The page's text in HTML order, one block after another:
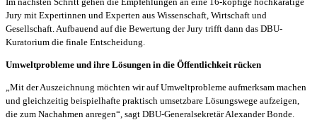
Jury mit Expertinnen und Experten aus Wissenschaft, Wirtschaft und
Gesellschaft. Aufbauend auf die Bewertung der Jury trifft dann das DBU-
Kuratorium die finale Entscheidung.
Umweltprobleme und ihre Lösungen in die Öffentlichkeit rücken
„Mit der Auszeichnung möchten wir auf Umweltprobleme aufmerksam machen
und gleichzeitig beispielhafte praktisch umsetzbare Lösungswege aufzeigen,
die zum Nachahmen anregen“, sagt DBU-Generalsekretär Alexander Bonde.